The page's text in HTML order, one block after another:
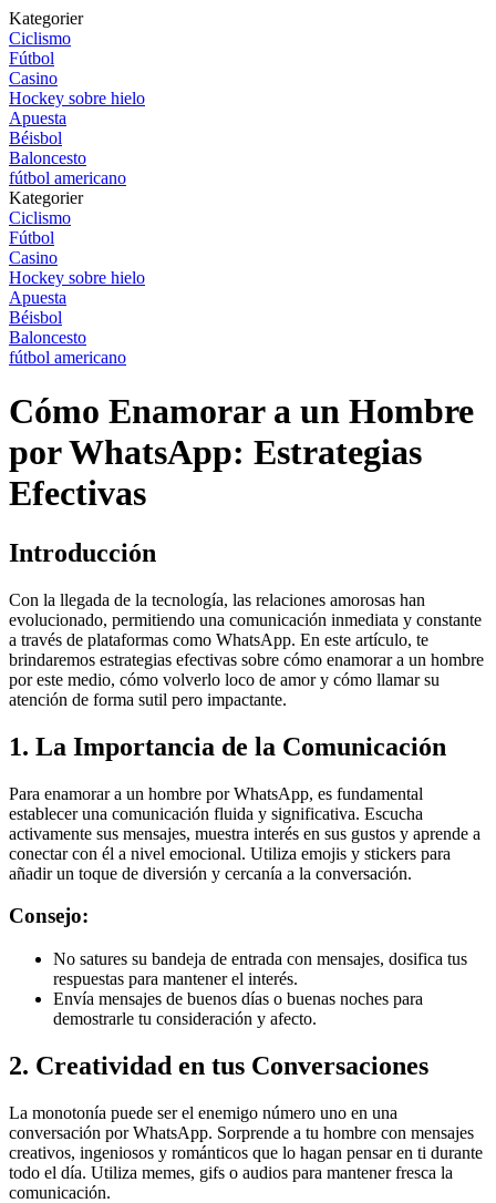
Kategorier
Ciclismo
Fútbol
Casino
Hockey sobre hielo
Apuesta
Béisbol
Baloncesto
fútbol americano
Kategorier
Ciclismo
Fútbol
Casino
Hockey sobre hielo
Apuesta
Béisbol
Baloncesto
fútbol americano
Cómo Enamorar a un Hombre
por WhatsApp: Estrategias
Efectivas
Introducción
Con la llegada de la tecnología, las relaciones amorosas han
evolucionado, permitiendo una comunicación inmediata y constante
a través de plataformas como WhatsApp. En este artículo, te
brindaremos estrategias efectivas sobre cómo enamorar a un hombre
por este medio, cómo volverlo loco de amor y cómo llamar su
atención de forma sutil pero impactante.
1. La Importancia de la Comunicación
Para enamorar a un hombre por WhatsApp, es fundamental
establecer una comunicación fluida y significativa. Escucha
activamente sus mensajes, muestra interés en sus gustos y aprende a
conectar con él a nivel emocional. Utiliza emojis y stickers para
añadir un toque de diversión y cercanía a la conversación.
Consejo:
No satures su bandeja de entrada con mensajes, dosifica tus
respuestas para mantener el interés.
Envía mensajes de buenos días o buenas noches para
demostrarle tu consideración y afecto.
2. Creatividad en tus Conversaciones
La monotonía puede ser el enemigo número uno en una
conversación por WhatsApp. Sorprende a tu hombre con mensajes
creativos, ingeniosos y románticos que lo hagan pensar en ti durante
todo el día. Utiliza memes, gifs o audios para mantener fresca la
comunicación.